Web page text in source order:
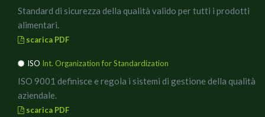
Cuocere gli spaghetti al dente, scolare, mettere una parte
del sugo in un padellone a bordi alti, spadellare per bene,
ultimare con delle briciole di ricotta affumicata e servire.
forchetta, in ogni piatto prima mettete del sugo, poi due
o tre nidi di spaghetto, qualche rametto di rosmarino e
delle briciole di Ricotta affumicata.
In abbinamento un buon vino dealcolizzato, ideale anche
Standard di sicurezza della qualità valido per tutti i prodotti
alimentari.
scarica PDF
ISO Int. Organization for Standardization
ISO 9001 definisce e regola i sistemi di gestione della qualità
aziendale.
scarica PDF